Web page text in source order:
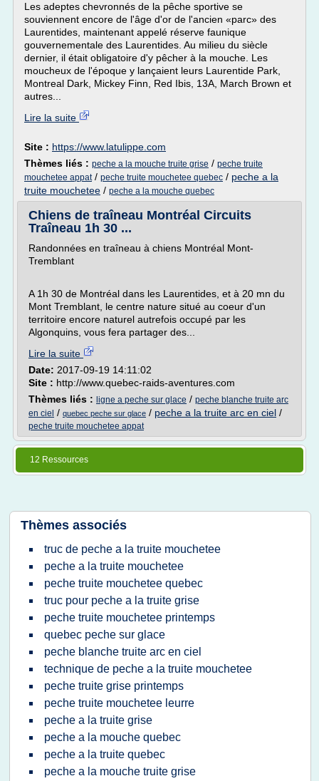
Les adeptes chevronnés de la pêche sportive se
souviennent encore de l'âge d'or de l'ancien «parc» des
Laurentides, maintenant appelé réserve faunique
gouvernementale des Laurentides. Au milieu du siècle
dernier, il était obligatoire d'y pêcher à la mouche. Les
moucheux de l'époque y lançaient leurs Laurentide Park,
Montreal Dark, Mickey Finn, Red Ibis, 13A, March Brown et
autres...
Lire la suite
Site : https://www.latulippe.com
Thèmes liés : peche a la mouche truite grise / peche truite
mouchetee appat/ peche truite mouchetee quebec / peche a la
truite mouchetee / peche a la mouche quebec
Chiens de traîneau Montréal Circuits
Traîneau 1h 30 ...
Randonnées en traîneau à chiens Montréal Mont-
Tremblant
A 1h 30 de Montréal dans les Laurentides, et à 20 mn du
Mont Tremblant, le centre nature situé au coeur d'un
territoire encore naturel autrefois occupé par les
Algonquins, vous fera partager des...
Lire la suite
Date: 2017-09-19 14:11:02
Site : http://www.quebec-raids-aventures.com
Thèmes liés : ligne a peche sur glace / peche blanche truite arc
en ciel / quebec peche sur glace / peche a la truite arc en ciel /
peche truite mouchetee appat
12 Ressources
Thèmes associés
truc de peche a la truite mouchetee
peche a la truite mouchetee
peche truite mouchetee quebec
truc pour peche a la truite grise
peche truite mouchetee printemps
quebec peche sur glace
peche blanche truite arc en ciel
technique de peche a la truite mouchetee
peche truite grise printemps
peche truite mouchetee leurre
peche a la truite grise
peche a la mouche quebec
peche a la truite quebec
peche a la mouche truite grise